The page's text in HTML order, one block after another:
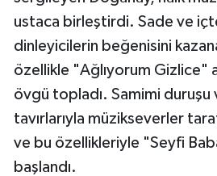
ustaca birleştirdi. Sade ve
dinleyicilerin beğenisini
özellikle "Ağlıyorum Gizlice"
övgü topladı. Samimi duruşu
tavırlarıyla müzikseverler
ve bu özellikleriyle "Seyfi
başlandı.